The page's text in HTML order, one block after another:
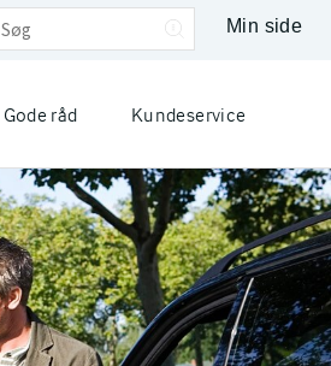
Min side
Gode råd Kundeservice